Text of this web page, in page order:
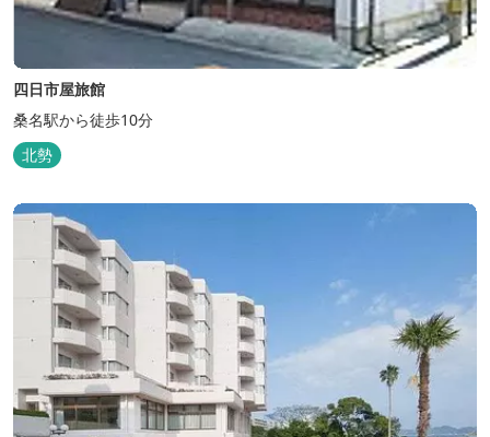
四日市屋旅館
桑名駅から徒歩10分
北勢